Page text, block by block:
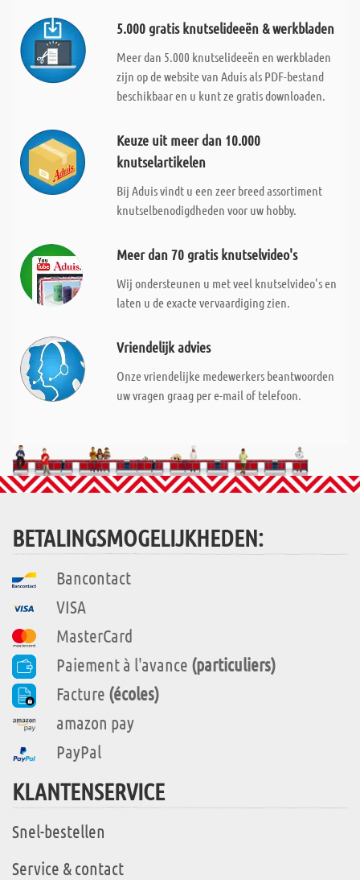
5.000 gratis knutselideeën & werkbladen
Meer dan 5.000 knutselideeën en werkbladen
zijn op de website van Aduis als PDF-bestand
beschikbaar en u kunt ze gratis downloaden.
Keuze uit meer dan 10.000
knutselartikelen
Bij Aduis vindt u een zeer breed assortiment
knutselbenodigdheden voor uw hobby.
Meer dan 70 gratis knutselvideo's
Wij ondersteunen u met veel knutselvideo's en
laten u de exacte vervaardiging zien.
Vriendelijk advies
Onze vriendelijke medewerkers beantwoorden
uw vragen graag per e-mail of telefoon.
BETALINGSMOGELIJKHEDEN:
Bancontact
VISA
MasterCard
Paiement à l'avance (particuliers)
Facture (écoles)
amazon pay
PayPal
KLANTENSERVICE
Snel-bestellen
Service & contact